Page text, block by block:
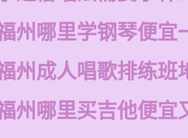
州哪里学钢琴便宜
州成人唱歌排练班
州哪里买吉他便宜